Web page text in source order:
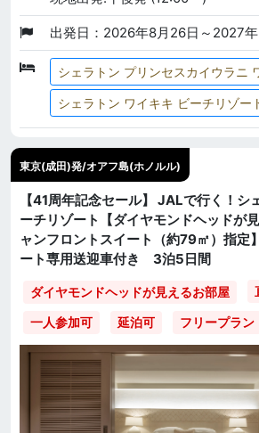
出発日：2026年8月26日～2027
シェラトン プリンセスカイウラニ
シェラトン ワイキキ ビーチリゾー
東京(成田)発/オアフ島(ホノルル)
【41周年記念セール】 JALで行く！シ
ーチリゾート【ダイヤモンドヘッドが
ャンフロントスイート（約79㎡）指定
ート専用送迎車付き 3泊5日間
ダイヤモンドヘッドが見えるお部屋
一人参加可 延泊可 フリープラン